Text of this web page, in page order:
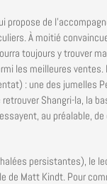
propose de
À moitié
toujours y trouver
les meilleures
: une des jumelles
Shangri-la, la
au préalable,
persistantes), le
de Matt Kindt. Pour